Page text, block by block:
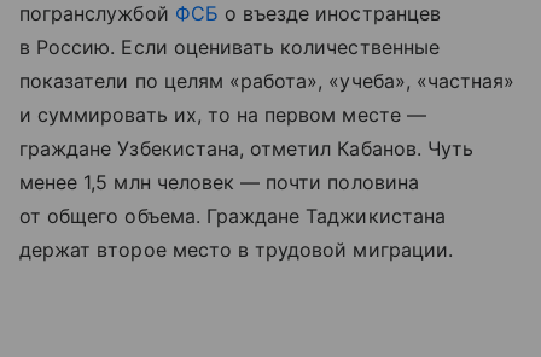
погранслужбой ФСБ о въезде иностранцев
в Россию. Если оценивать количественные
показатели по целям «работа», «учеба», «частная»
и суммировать их, то на первом месте —
граждане Узбекистана, отметил Кабанов. Чуть
менее 1,5 млн человек — почти половина
от общего объема. Граждане Таджикистана
держат второе место в трудовой миграции.